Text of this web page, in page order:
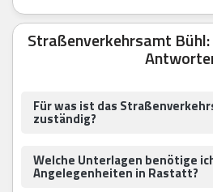
Straßenverkehrsamt
Für was ist das
zuständig?
Welche Unterlagen benötige
Angelegenheiten in Rastatt?